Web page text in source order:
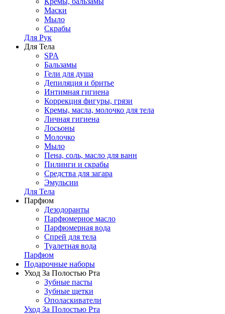
Маски
Мыло
Скрабы
Для Рук
Для Тела
SPA
Бальзамы
Гели для душа
Депиляция и бритье
Интимная гигиена
Коррекция фигуры, грязи
Кремы, масла, молочко для тела
Личная гигиена
Лосьоны
Молочко
Мыло
Пена, соль, масло для ванн
Пилинги и скрабы
Средства для загара
Эмульсии
Для Тела
Парфюм
Дезодоранты
Парфюмерное масло
Парфюмерная вода
Спрей для тела
Туалетная вода
Парфюм
Подарочные наборы
Уход За Полостью Рта
Зубные пасты
Зубные щетки
Ополаскиватели
Уход За Полостью Рта